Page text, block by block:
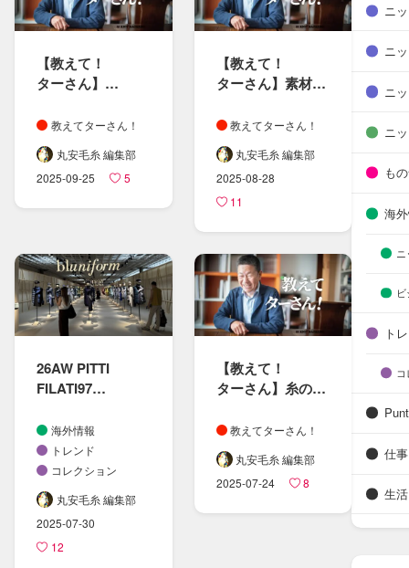
【教えて！​
ターさん​】​
学生さんの​
ニット・糸に​
まつわる​疑問に​
お答えしました
教えてターさん！
丸安毛糸 編集部
2025-09-25
5
【教えて！​
ターさん​】素材と​
教えてターさん！
丸安毛糸 編集部
2025-08-28
11
26AW PITTI
FILATI97
海外情報
トレンド
コレクション
丸安毛糸 編集部
2025-07-30
12
【教えて！​
ターさん​】糸の​
エコ素材に​ついて
教えてターさん！
丸安毛糸 編集部
2025-07-24
8
ニ
ニ
ニ
ニ
も
海
ト
仕
生